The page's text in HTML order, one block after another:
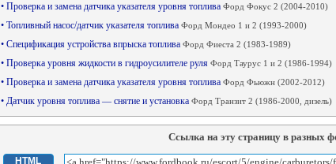
• Проверка и замена датчика указателя уровня топлива Форд Фокус 2 (2004-2010)
• Топливный насос/датчик указателя топлива Форд Мондео 1 и 2 (1993-2000)
• Спецификация устройства впрыска топлива Форд Фиеста 2 (1983-1989)
• Проверка уровня жидкости в гидроусилителе руля Форд Таурус 1 и 2 (1986-1994)
• Проверка и замена датчика указателя уровня топлива Форд Фьюжн (2002-2012)
• Датчик уровня топлива — снятие и установка Форд Транзит 2 (1986-2000, дизель)
Ссылка на эту страницу в разных
HTML